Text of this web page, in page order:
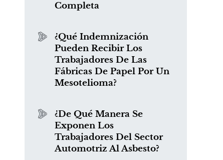
Completa
¿Qué Indemnización
Pueden Recibir Los
Trabajadores De Las
Fábricas De Papel Por Un
Mesotelioma?
¿De Qué Manera Se
Exponen Los
Trabajadores Del Sector
Automotriz Al Asbesto?